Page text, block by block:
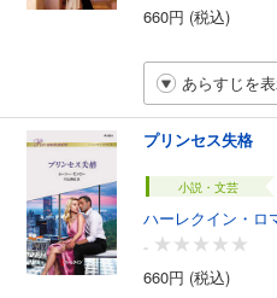
660円 (税込)
あらすじを
プリンセス失格
小説・文芸
ハーレクイン・ロ
-
660円 (税込)